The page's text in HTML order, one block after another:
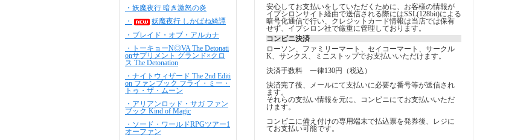
・妖魔夜行 暗き激怒の炎
・
妖魔夜行 しかばね綺譚
・ブレイド・オブ・アルカナ
・トーキョーN◎VA The Detonati
onサプリメント グランド×クロ
ス The Detonation
・ナイトウィザード The 2nd Editi
on ファンブック フライ・ミー・
トゥ・ザ・ムーン
・アリアンロッド・サガ ファン
ブック Kind of Magic
・ソード・ワールドRPGツアー1
オーファン
安心してお支払いをしていただくために、お客様の情報が
イプシロンサイト経由で送信される際にはSSL(128bit)による
暗号化通信で行い、クレジットカード情報は当店では保有
せず、イプシロン社で厳重に管理しております。
コンビニ決済
ローソン、ファミリーマート、セイコーマート、サークル
K、サンクス、ミニストップでお支払いいただけます。
決済手数料 一律130円（税込）
決済完了後、メールにて支払いに必要な番号等が送信され
ます。
それらの支払い情報を元に、コンビニにてお支払いいただ
けます。
コンビニに備え付けの専用端末で払込票を発券後、レジに
てお支払い可能です。